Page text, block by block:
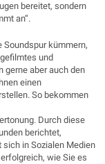
bereitet, sondern
an“.
Soundspur kümmern,
und
gerne aber auch den
einen
So bekommen
Durch diese
berichtet,
in Sozialen Medien
wie Sie es